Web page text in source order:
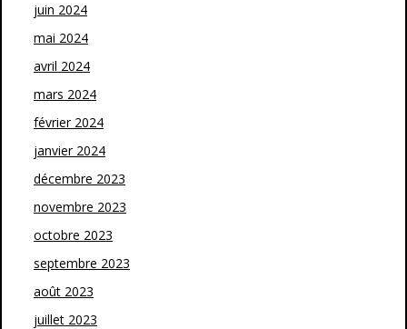
juin 2024
mai 2024
avril 2024
mars 2024
février 2024
janvier 2024
décembre 2023
novembre 2023
octobre 2023
septembre 2023
août 2023
juillet 2023